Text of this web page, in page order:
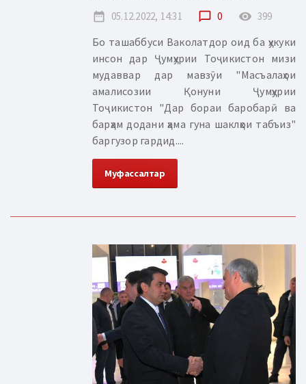
date_range 05.12.2022, 14:31 chat_bubble_outline 0 remove_red_eye 399
Бо ташаббуси Ваколатдор оид ба ҳукуки
инсон дар Ҷумҳурии Тоҷикистон мизи
мудаввар дар мавзӯи "Масъалаҳои
амалисозии Қонуни Ҷумҳурии
Тоҷикистон "Дар бораи баробарӣ ва
барҳам додани ҳама гуна шаклҳои табъиз"
баргузор гардид....
Муфассалтар